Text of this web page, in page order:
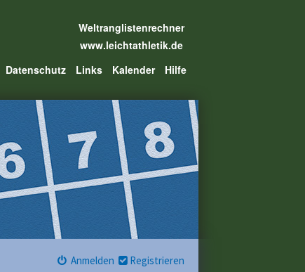
Weltranglistenrechner
www.leichtathletik.de
Datenschutz Links Kalender Hilfe
Anmelden Registrieren